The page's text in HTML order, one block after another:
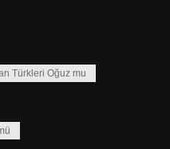
Türkleri Oğuz mu